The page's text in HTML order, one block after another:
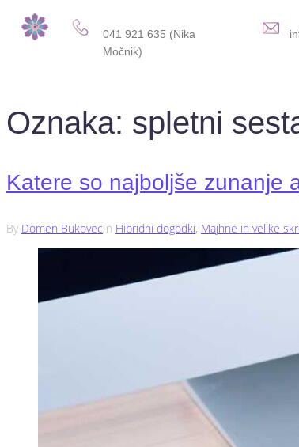
041 921 635 (Nika
Močnik)
Oznaka: spletni
Katere so najboljše zunanje
By Domen BukovecIn Hibridni dogodki, Majhne in velike